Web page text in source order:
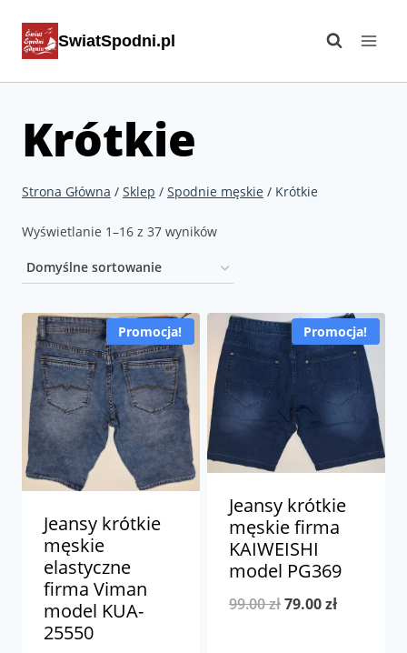
SwiatSpodni.pl
Krótkie
Strona Główna / Sklep / Spodnie męskie / Krótkie
Wyświetlanie 1–16 z 37 wyników
Promocja!
Jeansy krótkie
męskie
elastyczne
firma Viman
model KUA-
25550
Promocja!
Jeansy krótkie
męskie firma
KAIWEISHI
model PG369
99.00złPierwotna
79.00złAktualna